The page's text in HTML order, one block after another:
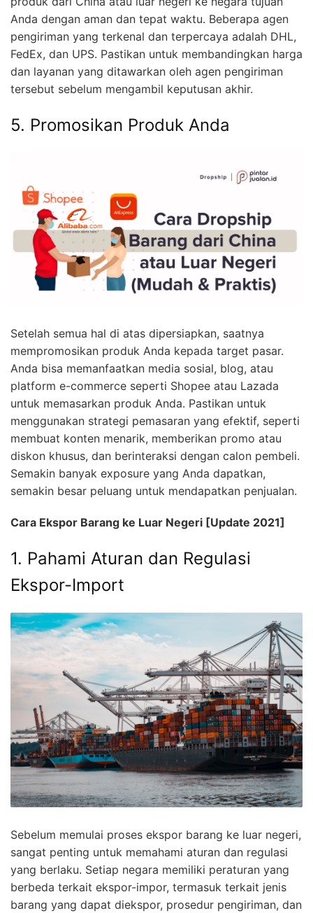
Anda dengan aman dan tepat waktu. Beberapa agen
pengiriman yang terkenal dan terpercaya adalah DHL,
FedEx, dan UPS. Pastikan untuk membandingkan harga
dan layanan yang ditawarkan oleh agen pengiriman
tersebut sebelum mengambil keputusan akhir.
5. Promosikan Produk Anda
Setelah semua hal di atas dipersiapkan, saatnya
mempromosikan produk Anda kepada target pasar.
Anda bisa memanfaatkan media sosial, blog, atau
platform e-commerce seperti Shopee atau Lazada
untuk memasarkan produk Anda. Pastikan untuk
menggunakan strategi pemasaran yang efektif, seperti
membuat konten menarik, memberikan promo atau
diskon khusus, dan berinteraksi dengan calon pembeli.
Semakin banyak exposure yang Anda dapatkan,
semakin besar peluang untuk mendapatkan penjualan.
Cara Ekspor Barang ke Luar Negeri [Update 2021]
1. Pahami Aturan dan Regulasi
Ekspor-Import
Sebelum memulai proses ekspor barang ke luar negeri,
sangat penting untuk memahami aturan dan regulasi
yang berlaku. Setiap negara memiliki peraturan yang
berbeda terkait ekspor-impor, termasuk terkait jenis
barang yang dapat diekspor, prosedur pengiriman, dan